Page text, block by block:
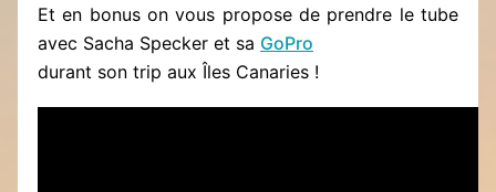
Et en bonus on vous propose de prendre le tube
avec Sacha Specker et sa GoPro
durant son trip aux Îles Canaries !